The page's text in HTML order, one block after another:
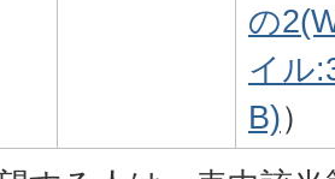
の
イル
B)）